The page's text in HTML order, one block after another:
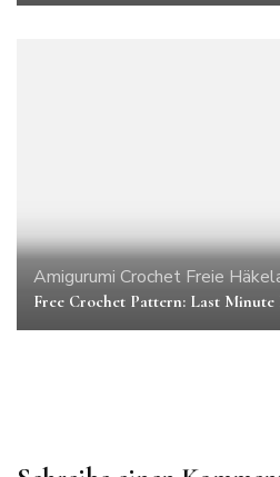
Amigurumi Crochet Freie
Free Crochet Pattern: Last Minute
Amigurumi Crochet Patterns
Crocheting for Christmas part 4:
Ball